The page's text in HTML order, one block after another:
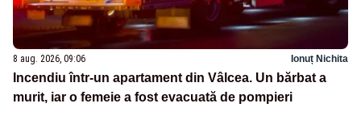
8 aug. 2026, 09:06 Ionuț Nichita
Incendiu într-un apartament din Vâlcea. Un bărbat a
murit, iar o femeie a fost evacuată de pompieri